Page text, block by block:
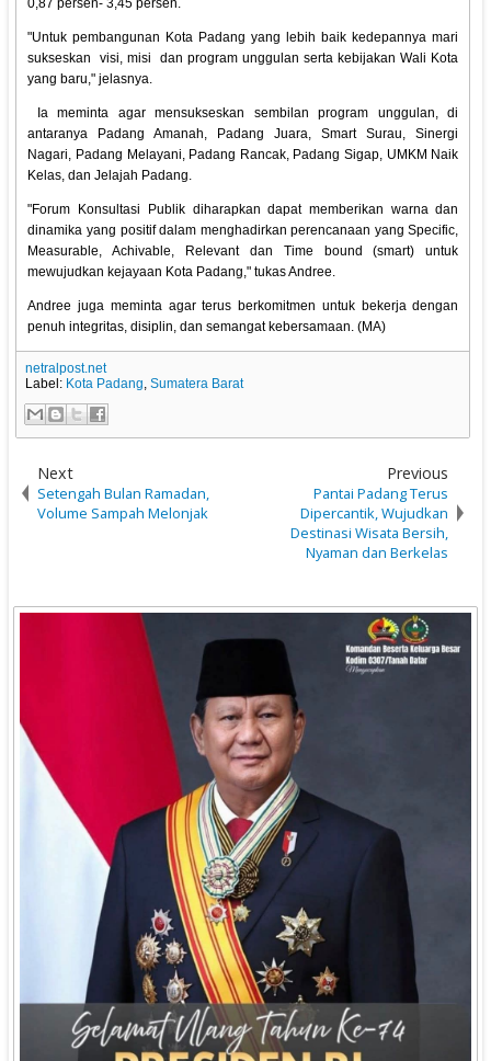
0,87 persen- 3,45 persen.
"Untuk pembangunan Kota Padang yang lebih baik kedepannya mari
sukseskan visi, misi dan program unggulan serta kebijakan Wali Kota
yang baru," jelasnya.
Ia meminta agar mensukseskan sembilan program unggulan, di
antaranya Padang Amanah, Padang Juara, Smart Surau, Sinergi
Nagari, Padang Melayani, Padang Rancak, Padang Sigap, UMKM Naik
Kelas, dan Jelajah Padang.
"Forum Konsultasi Publik diharapkan dapat memberikan warna dan
dinamika yang positif dalam menghadirkan perencanaan yang Specific,
Measurable, Achivable, Relevant dan Time bound (smart) untuk
mewujudkan kejayaan Kota Padang," tukas Andree.
Andree juga meminta agar terus berkomitmen untuk bekerja dengan
penuh integritas, disiplin, dan semangat kebersamaan. (MA)
netralpost.net
Label: Kota Padang,Sumatera Barat
Next
Setengah Bulan Ramadan,
Volume Sampah Melonjak
Previous
Pantai Padang Terus
Dipercantik, Wujudkan
Destinasi Wisata Bersih,
Nyaman dan Berkelas